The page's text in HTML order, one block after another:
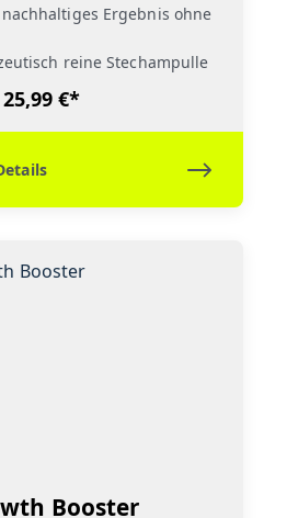
Ergebnis ohne
reine Stechampulle
25,99 €*
Booster